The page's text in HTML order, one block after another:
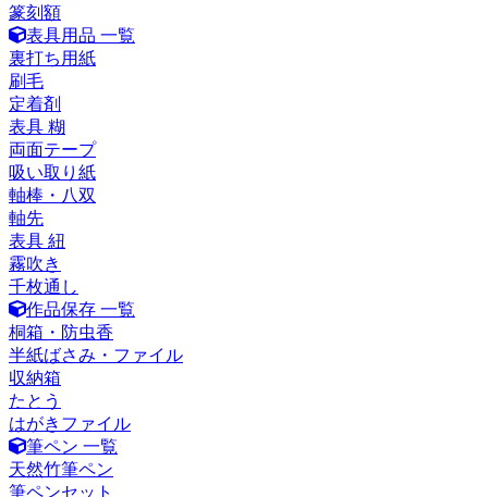
篆刻額
表具用品 一覧
裏打ち用紙
刷毛
定着剤
表具 糊
両面テープ
吸い取り紙
軸棒・八双
軸先
表具 紐
霧吹き
千枚通し
作品保存 一覧
桐箱・防虫香
半紙ばさみ・ファイル
収納箱
たとう
はがきファイル
筆ペン 一覧
天然竹筆ペン
筆ペンセット